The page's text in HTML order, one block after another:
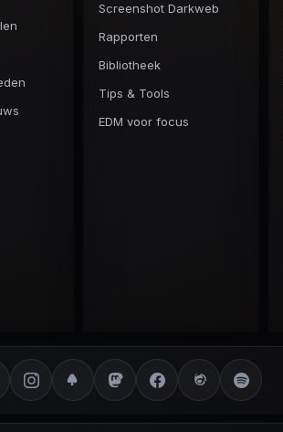
Screenshot Darkweb
Rapporten
Bibliotheek
Tips & Tools
EDM voor focus